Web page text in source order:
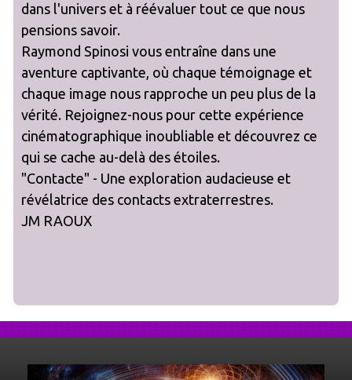
dans l'univers et à réévaluer tout ce que nous
pensions savoir.
Raymond Spinosi vous entraîne dans une
aventure captivante, où chaque témoignage et
chaque image nous rapproche un peu plus de la
vérité. Rejoignez-nous pour cette expérience
cinématographique inoubliable et découvrez ce
qui se cache au-delà des étoiles.
"Contacte" - Une exploration audacieuse et
révélatrice des contacts extraterrestres.
JM RAOUX